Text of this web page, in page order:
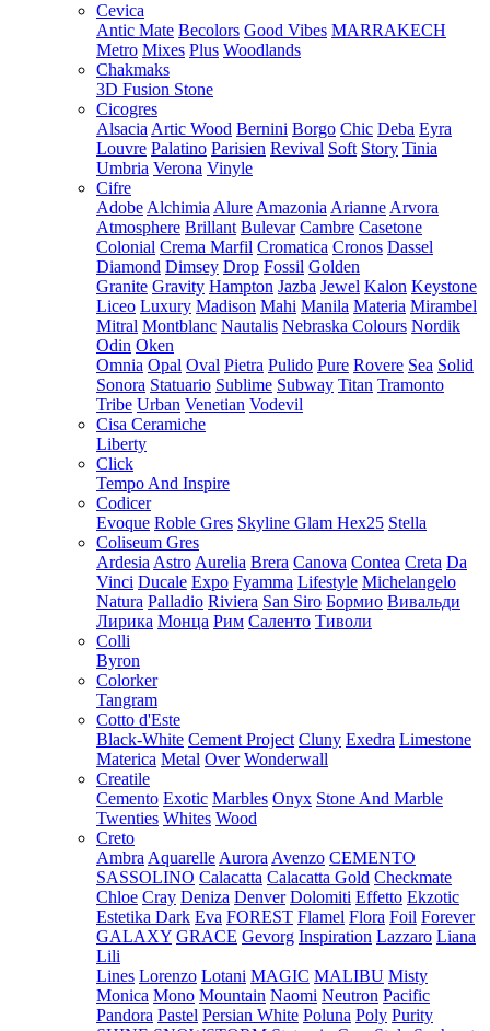
Cevica
Antic Mate Becolors Good Vibes MARRAKECH
Metro Mixes Plus Woodlands
Chakmaks
3D Fusion Stone
Cicogres
Alsacia Artic Wood Bernini Borgo Chic Deba Eyra
Louvre Palatino Parisien Revival Soft Story Tinia
Umbria Verona Vinyle
Cifre
Adobe Alchimia Alure Amazonia Arianne Arvora
Atmosphere Brillant Bulevar Cambre Casetone
Colonial Crema Marfil Cromatica Cronos Dassel
Diamond Dimsey Drop Fossil Golden
Granite Gravity Hampton Jazba Jewel Kalon Keystone
Liceo Luxury Madison Mahi Manila Materia Mirambel
Mitral Montblanc Nautalis Nebraska Colours Nordik
Odin Oken
Omnia Opal Oval Pietra Pulido Pure Rovere Sea Solid
Sonora Statuario Sublime Subway Titan Tramonto
Tribe Urban Venetian Vodevil
Cisa Ceramiche
Liberty
Click
Tempo And Inspire
Codicer
Evoque Roble Gres Skyline Glam Hex25 Stella
Coliseum Gres
Ardesia Astro Aurelia Brera Canova Contea Creta Da
Vinci Ducale Expo Fyamma Lifestyle Michelangelo
Natura Palladio Riviera San Siro Бормио Вивальди
Лирика Монца Рим Саленто Тиволи
Colli
Byron
Colorker
Tangram
Cotto d'Este
Black-White Cement Project Cluny Exedra Limestone
Materica Metal Over Wonderwall
Creatile
Cemento Exotic Marbles Onyx Stone And Marble
Twenties Whites Wood
Creto
Ambra Aquarelle Aurora Avenzo CEMENTO
SASSOLINO Calacatta Calacatta Gold Checkmate
Chloe Cray Deniza Denver Dolomiti Effetto Ekzotic
Estetika Dark Eva FOREST Flamel Flora Foil Forever
GALAXY GRACE Gevorg Inspiration Lazzaro Liana
Lili
Lines Lorenzo Lotani MAGIC MALIBU Misty
Monica Mono Mountain Naomi Neutron Pacific
Pandora Pastel Persian White Poluna Poly Purity